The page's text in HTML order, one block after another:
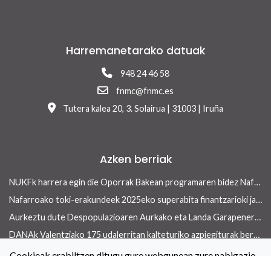
Harremanetarako datuak
948 24 46 58
fnmc@fnmc.es
Tutera kalea 20, 3. Solairua | 31003 | Iruña
Azken berriak
NUKFk harrera egin die Oporrak Bakean programaren bidez Nafarroara uda igarotzera etorritako saharar haurrei
Nafarroako toki-erakundeek 2025eko superabita finantzarioki jasangarriak diren inbertsioak egiteko erabili ahalko dute 13/2026 Errege lege-dekretua onetsi ondoren
Aurkeztu dute Despopulazioaren Aurkako eta Landa Garapenerako Foru Legearen aurreproiektua
DANAk Valentziako 175 udalerritan kalteturiko azpiegiturak berreraikitzen parte-hartuko dute Nafarroako toki-erakundeek